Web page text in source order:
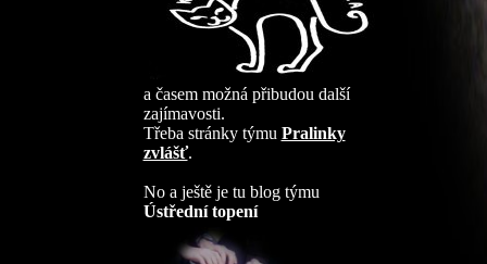
a časem možná přibudou další
zajímavosti.
Třeba stránky týmu Pralinky
zvlášť.
No a ještě je tu blog týmu
Ústřední topení